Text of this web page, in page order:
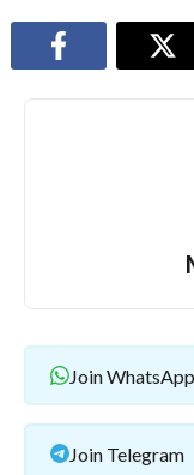
Join WhatsApp
Join Telegram